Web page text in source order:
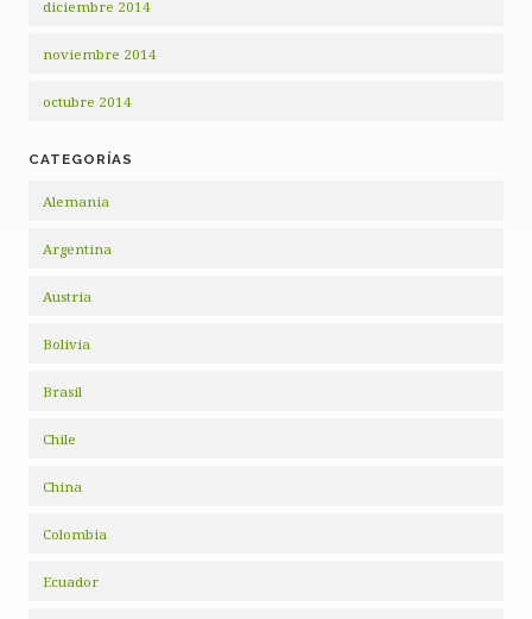
diciembre 2014
noviembre 2014
octubre 2014
CATEGORÍAS
Alemania
Argentina
Austria
Bolivia
Brasil
Chile
China
Colombia
Ecuador